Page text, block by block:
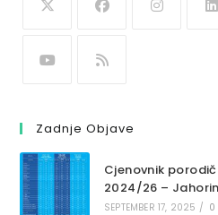
Zadnje Objave
Cjenovnik
2024/26 –
SEPTEMBER 17, 2025 / 0